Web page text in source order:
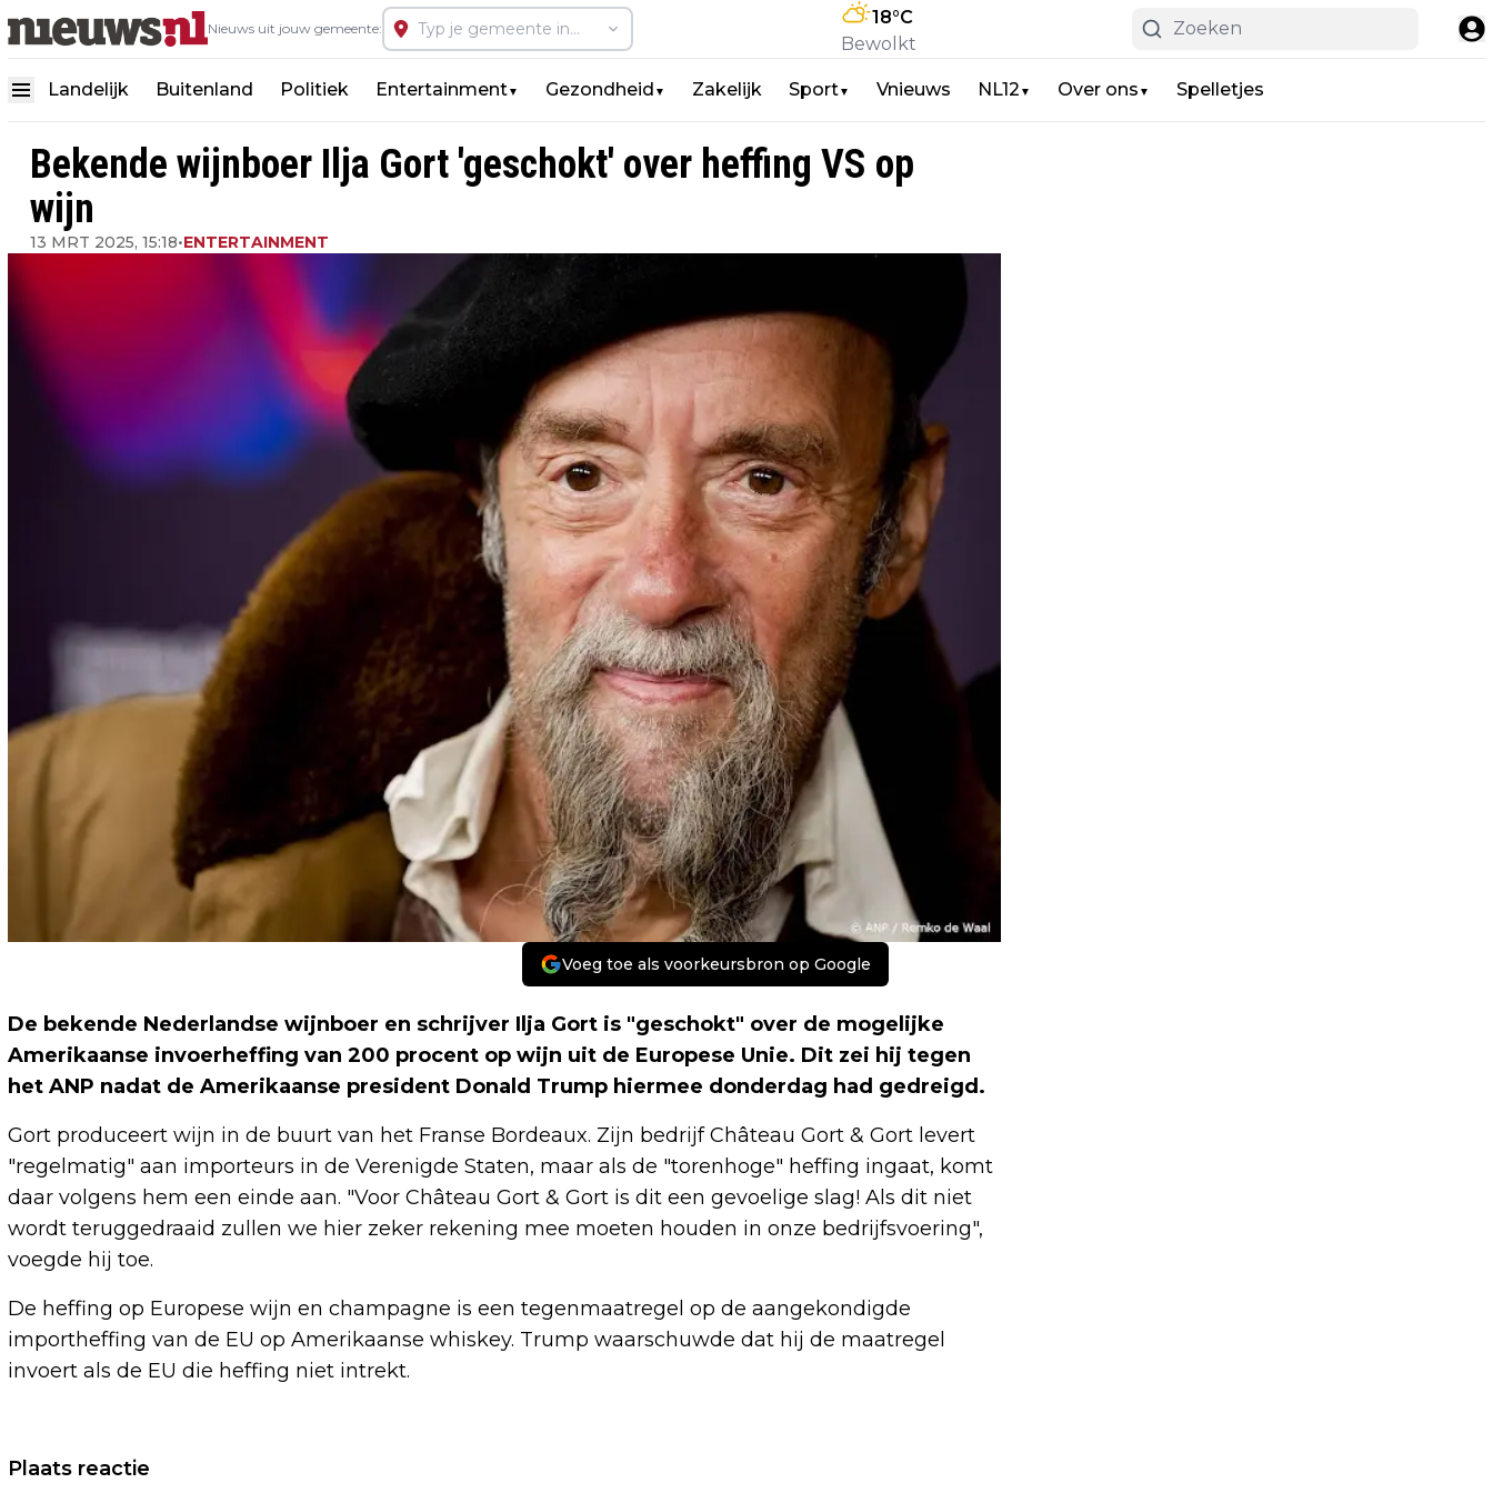
Nieuws uit jouw gemeente:
18°C
Bewolkt
Landelijk Buitenland Politiek Entertainment▼ Gezondheid ▼ Zakelijk Sport▼ Vnieuws NL12 ▼ Over ons ▼ Spelletjes
Bekende wijnboer Ilja Gort 'geschokt' over heffing VS op
wijn
13 MRT 2025, 15:18•ENTERTAINMENT
Voeg toe als voorkeursbron op Google
De bekende Nederlandse wijnboer en schrijver Ilja Gort is "geschokt" over de mogelijke
Amerikaanse invoerheffing van 200 procent op wijn uit de Europese Unie. Dit zei hij tegen
het ANP nadat de Amerikaanse president Donald Trump hiermee donderdag had gedreigd.
Gort produceert wijn in de buurt van het Franse Bordeaux. Zijn bedrijf Château Gort & Gort levert
"regelmatig" aan importeurs in de Verenigde Staten, maar als de "torenhoge" heffing ingaat, komt
daar volgens hem een einde aan. "Voor Château Gort & Gort is dit een gevoelige slag! Als dit niet
wordt teruggedraaid zullen we hier zeker rekening mee moeten houden in onze bedrijfsvoering",
voegde hij toe.
De heffing op Europese wijn en champagne is een tegenmaatregel op de aangekondigde
importheffing van de EU op Amerikaanse whiskey. Trump waarschuwde dat hij de maatregel
invoert als de EU die heffing niet intrekt.
Vorig artikel
Plaats reactie